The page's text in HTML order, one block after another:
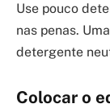
Use pouco
nas penas.
detergente
Colocar o